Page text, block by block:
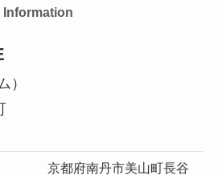
Information
）
京都府南丹市美山町長谷